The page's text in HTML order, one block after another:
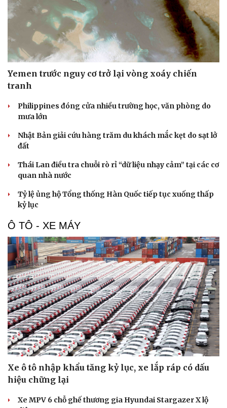
Yemen trước nguy cơ trở lại vòng xoáy chiến
tranh
Philippines đóng cửa nhiều trường học, văn phòng do
mưa lớn
Nhật Bản giải cứu hàng trăm du khách mắc kẹt do sạt lở
đất
Thái Lan điều tra chuỗi rò rỉ “dữ liệu nhạy cảm” tại các cơ
quan nhà nước
Tỷ lệ ủng hộ Tổng thống Hàn Quốc tiếp tục xuống thấp
kỷ lục
Ô TÔ - XE MÁY
Xe ô tô nhập khẩu tăng kỷ lục, xe lắp ráp có dấu
hiệu chững lại
Xe MPV 6 chỗ ghế thương gia Hyundai Stargazer X lộ